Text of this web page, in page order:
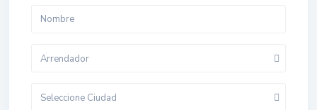
Arrendador
Seleccione Ciudad